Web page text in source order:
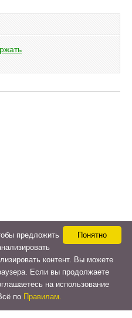
Понятно
предложить
контент. Вы можете
Если вы продолжаете
на использование
по Правилам.